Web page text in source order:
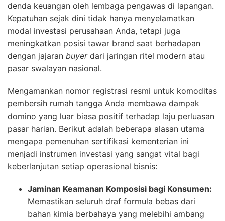
denda keuangan oleh lembaga pengawas di lapangan.
Kepatuhan sejak dini tidak hanya menyelamatkan
modal investasi perusahaan Anda, tetapi juga
meningkatkan posisi tawar brand saat berhadapan
dengan jajaran buyerdari jaringan ritel modern atau
pasar swalayan nasional.
Mengamankan nomor registrasi resmi untuk komoditas
pembersih rumah tangga Anda membawa dampak
domino yang luar biasa positif terhadap laju perluasan
pasar harian. Berikut adalah beberapa alasan utama
mengapa pemenuhan sertifikasi kementerian ini
menjadi instrumen investasi yang sangat vital bagi
keberlanjutan setiap operasional bisnis:
Jaminan Keamanan Komposisi bagi Konsumen:
Memastikan seluruh draf formula bebas dari
bahan kimia berbahaya yang melebihi ambang